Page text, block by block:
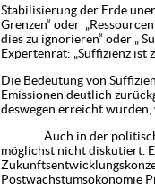
Energiebedarf verhindert
Ohne Umsteuern...keine
Klimawandel (06.05.2019)
Zuviel ist nicht genug (Aug
Die Wahrheit muss
Gemeinsam handeln!
Drastische
Ohne Konsumverzicht wird
Der Schrei ... (01.02.2016)
Stabilisierung der Erde
Grenzen“ oder
dies zu ignorieren“ oder „
Expertenrat: „Suffizienz ist
Die Bedeutung von
Emissionen deutlich
deswegen erreicht
Auch in der politischen
möglichst nicht diskutiert.
Postwachstumsökonomie